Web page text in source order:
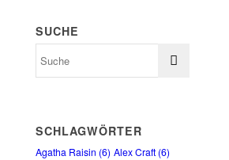
SUCHE
SCHLAGWÖRTER
Agatha Raisin (6) Alex Craft (6)